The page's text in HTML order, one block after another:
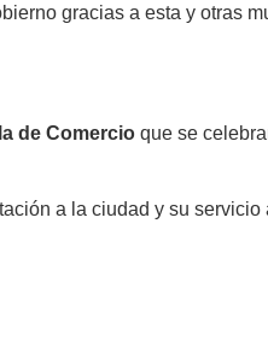
gracias a esta y otras
de Comercio que se
a la ciudad y su servicio